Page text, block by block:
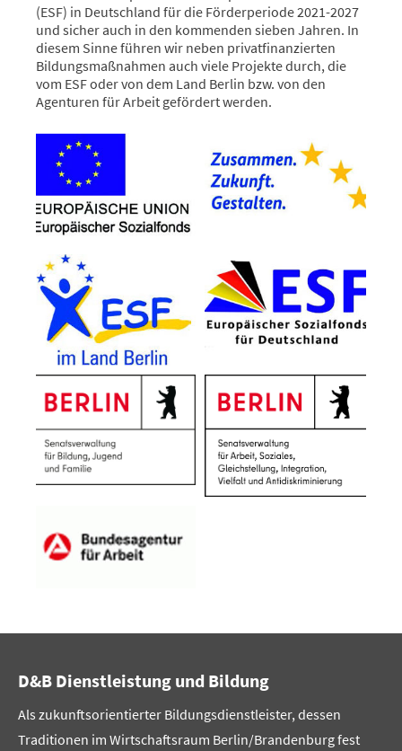
(ESF) in Deutschland für die Förderperiode 2021-2027
und sicher auch in den kommenden sieben Jahren. In
diesem Sinne führen wir neben privatfinanzierten
Bildungsmaßnahmen auch viele Projekte durch, die
vom ESF oder von dem Land Berlin bzw. von den
Agenturen für Arbeit gefördert werden.
D&B Dienstleistung und Bildung
Als zukunftsorientierter Bildungsdienstleister, dessen
Traditionen im Wirtschaftsraum Berlin/Brandenburg fest